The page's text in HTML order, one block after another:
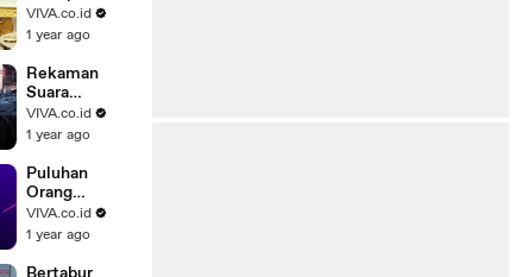
Ultimatum
Rusia Agar
Perang,
Ancamannya
VIVA.co.id
1 year ago
Rekaman
Suara
Jatuhnya
Pesawat Air
Pilot?
VIVA.co.id
1 year ago
Puluhan
Orang
Berjubah
Putih Putari
Lawu
VIVA.co.id
1 year ago